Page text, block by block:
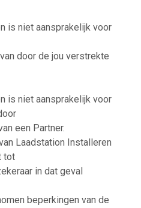
is niet aansprakelijk voor
door de jou verstrekte
is niet aansprakelijk voor
een Partner.
Laadstation Installeren
tot
in dat geval
beperkingen van de